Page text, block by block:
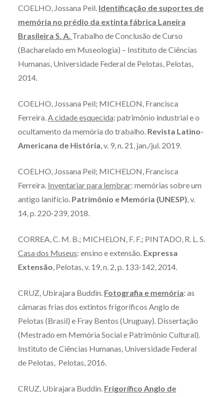
COELHO, Jossana Peil. Identificação de suportes de
memória no prédio da extinta fábrica Laneira
Brasileira S. A. Trabalho de Conclusão de Curso
(Bacharelado em Museologia) – Instituto de Ciências
Humanas, Universidade Federal de Pelotas, Pelotas,
2014.
COELHO, Jossana Peil; MICHELON, Francisca
Ferreira.A cidade esquecida: patrimônio industrial e o
ocultamento da memória do trabalho. Revista Latino-
Americana de História, v. 9, n. 21, jan./jul. 2019.
COELHO, Jossana Peil; MICHELON, Francisca
Ferreira. Inventariar para lembrar: memórias sobre um
antigo lanifício. Patrimônio e Memória (UNESP), v.
14, p. 220-239, 2018.
CORREA, C. M. B.; MICHELON, F. F.; PINTADO, R. L. S.
Casa dos Museus: ensino e extensão. Expressa
Extensão, Pelotas, v. 19, n. 2, p. 133-142, 2014.
CRUZ, Ubirajara Buddin. Fotografia e memória: as
câmaras frias dos extintos frigoríficos Anglo de
Pelotas (Brasil) e Fray Bentos (Uruguay). Dissertação
(Mestrado em Memória Social e Patrimônio Cultural).
Instituto de Ciências Humanas, Universidade Federal
de Pelotas, Pelotas, 2016.
CRUZ, Ubirajara Buddin. Frigorífico Anglo de